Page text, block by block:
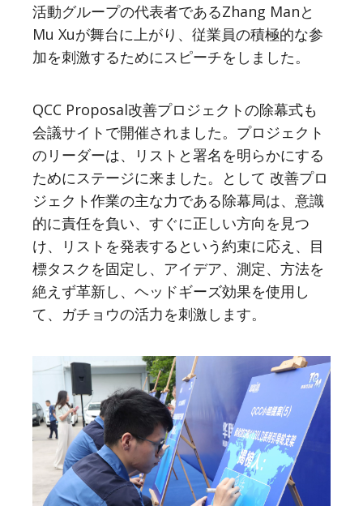
活動グループの代表者であるZhang Manと
Mu Xuが舞台に上がり、従業員の積極的な参
加を刺激するためにスピーチをしました。
QCC Proposal改善プロジェクトの除幕式も
会議サイトで開催されました。プロジェクト
のリーダーは、リストと署名を明らかにする
ためにステージに来ました。として 改善プロ
ジェクト作業の主な力である除幕局は、意識
的に責任を負い、すぐに正しい方向を見つ
け、リストを発表するという約束に応え、目
標タスクを固定し、アイデア、測定、方法を
絶えず革新し、ヘッドギーズ効果を使用し
て、ガチョウの活力を刺激します。